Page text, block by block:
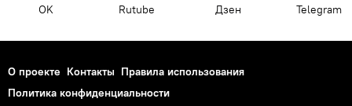
OK Rutube Дзен Telegram
О проекте Контакты Правила использования
Политика конфиденциальности